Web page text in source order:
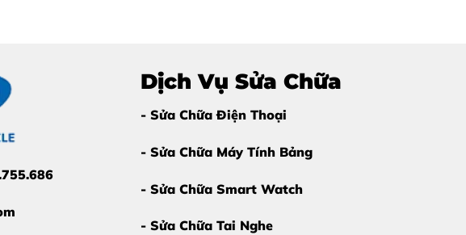
Dịch Vụ Sửa Chữa
- Sửa Chữa Điện Thoại
- Sửa Chữa Máy Tính Bảng
- Sửa Chữa Smart Watch
- Sửa Chữa Tai Nghe